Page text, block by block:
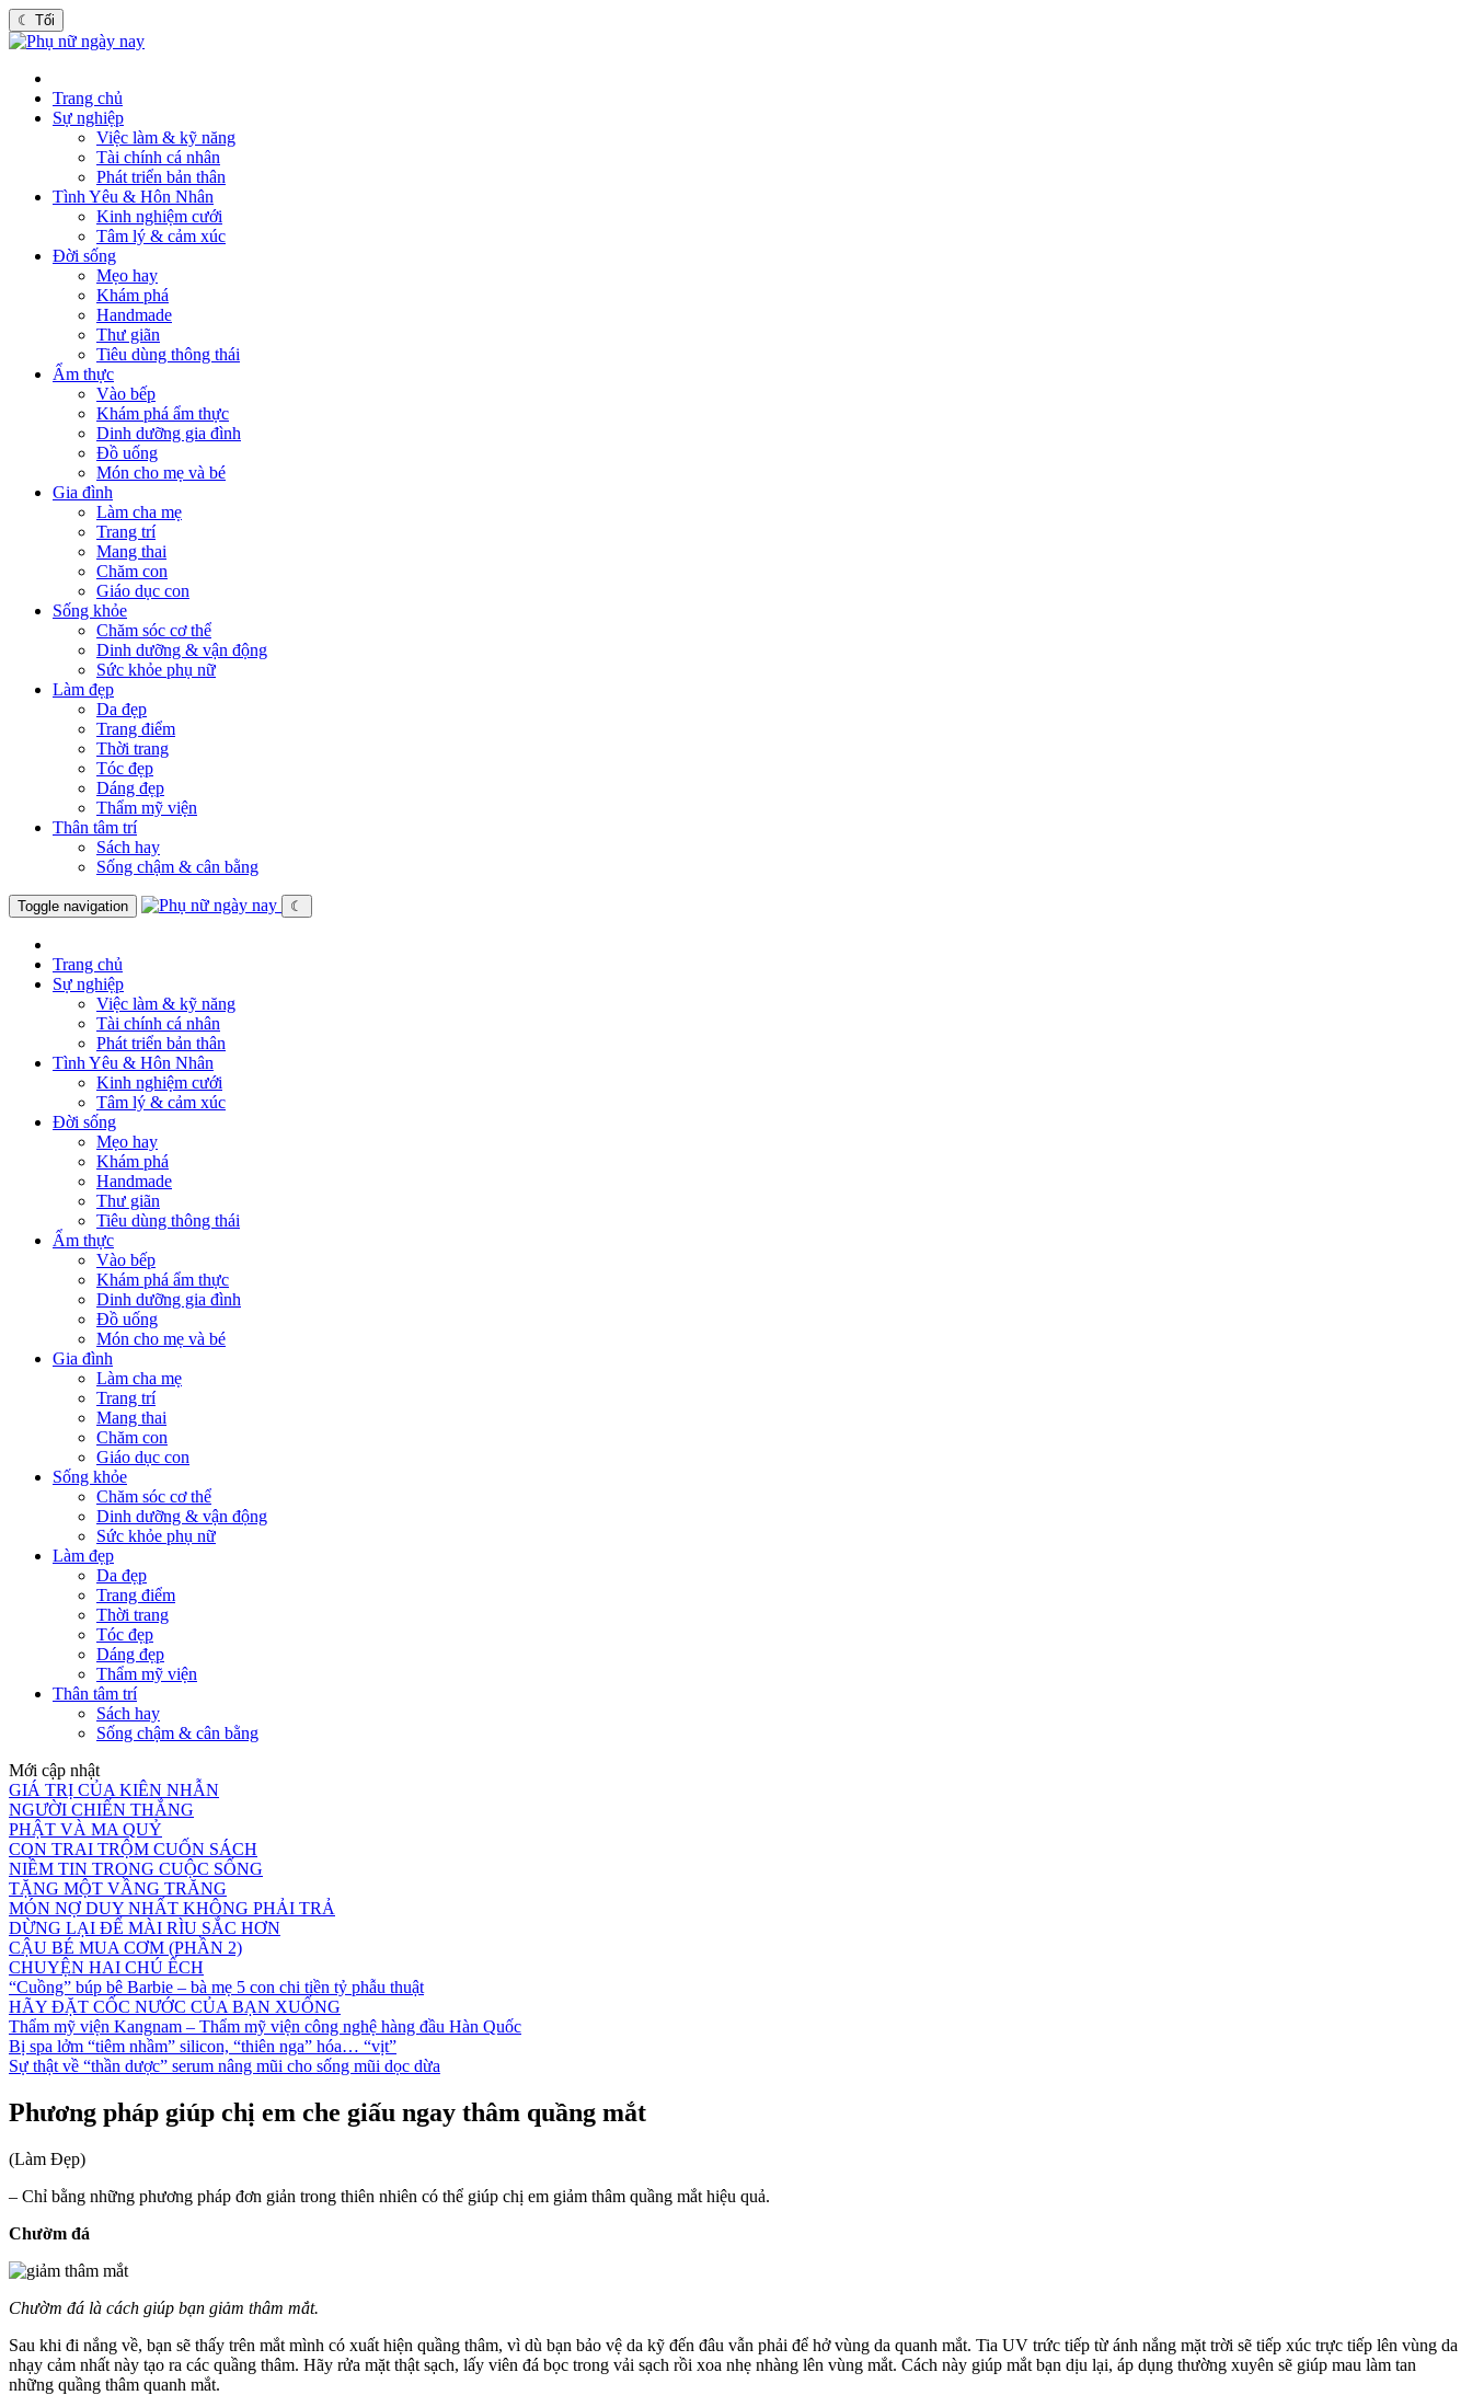
☾ Tối
Trang chủ
Sự nghiệp
Việc làm & kỹ năng
Tài chính cá nhân
Phát triển bản thân
Tình Yêu & Hôn Nhân
Kinh nghiệm cưới
Tâm lý & cảm xúc
Đời sống
Mẹo hay
Khám phá
Handmade
Thư giãn
Tiêu dùng thông thái
Ẩm thực
Vào bếp
Khám phá ẩm thực
Dinh dưỡng gia đình
Đồ uống
Món cho mẹ và bé
Gia đình
Làm cha mẹ
Trang trí
Mang thai
Chăm con
Giáo dục con
Sống khỏe
Chăm sóc cơ thể
Dinh dưỡng & vận động
Sức khỏe phụ nữ
Làm đẹp
Da đẹp
Trang điểm
Thời trang
Tóc đẹp
Dáng đẹp
Thẩm mỹ viện
Thân tâm trí
Sách hay
Sống chậm & cân bằng
Toggle navigation ☾
Trang chủ
Sự nghiệp
Việc làm & kỹ năng
Tài chính cá nhân
Phát triển bản thân
Tình Yêu & Hôn Nhân
Kinh nghiệm cưới
Tâm lý & cảm xúc
Đời sống
Mẹo hay
Khám phá
Handmade
Thư giãn
Tiêu dùng thông thái
Ẩm thực
Vào bếp
Khám phá ẩm thực
Dinh dưỡng gia đình
Đồ uống
Món cho mẹ và bé
Gia đình
Làm cha mẹ
Trang trí
Mang thai
Chăm con
Giáo dục con
Sống khỏe
Chăm sóc cơ thể
Dinh dưỡng & vận động
Sức khỏe phụ nữ
Làm đẹp
Da đẹp
Trang điểm
Thời trang
Tóc đẹp
Dáng đẹp
Thẩm mỹ viện
Thân tâm trí
Sách hay
Sống chậm & cân bằng
Mới cập nhật
GIÁ TRỊ CỦA KIÊN NHẪN
NGƯỜI CHIẾN THẮNG
PHẬT VÀ MA QUỶ
CON TRAI TRỘM CUỐN SÁCH
NIỀM TIN TRONG CUỘC SỐNG
TẶNG MỘT VẦNG TRĂNG
MÓN NỢ DUY NHẤT KHÔNG PHẢI TRẢ
DỪNG LẠI ĐỂ MÀI RÌU SẮC HƠN
CẬU BÉ MUA CƠM (PHẦN 2)
CHUYỆN HAI CHÚ ẾCH
“Cuồng” búp bê Barbie – bà mẹ 5 con chi tiền tỷ phẫu thuật
HÃY ĐẶT CỐC NƯỚC CỦA BẠN XUỐNG
Thẩm mỹ viện Kangnam – Thẩm mỹ viện công nghệ hàng đầu Hàn Quốc
Bị spa lởm “tiêm nhầm” silicon, “thiên nga” hóa… “vịt”
Sự thật về “thần dược” serum nâng mũi cho sống mũi dọc dừa
Phương pháp giúp chị em che giấu ngay thâm quầng mắt
(Làm Đẹp)
– Chỉ bằng những phương pháp đơn giản trong thiên nhiên có thể giúp chị em giảm thâm quầng mắt hiệu quả.
Chườm đá
Chườm đá là cách giúp bạn giảm thâm mắt.
Sau khi đi nắng về, bạn sẽ thấy trên mắt mình có xuất hiện quầng thâm, vì dù bạn bảo vệ da kỹ đến đâu vẫn phải để hở vùng da quanh mắt. Tia UV trức tiếp từ ánh nắng mặt trời sẽ tiếp xúc trực tiếp lên vùng da
nhạy cảm nhất này tạo ra các quầng thâm. Hãy rửa mặt thật sạch, lấy viên đá bọc trong vải sạch rồi xoa nhẹ nhàng lên vùng mắt. Cách này giúp mắt bạn dịu lại, áp dụng thường xuyên sẽ giúp mau làm tan
những quầng thâm quanh mắt.